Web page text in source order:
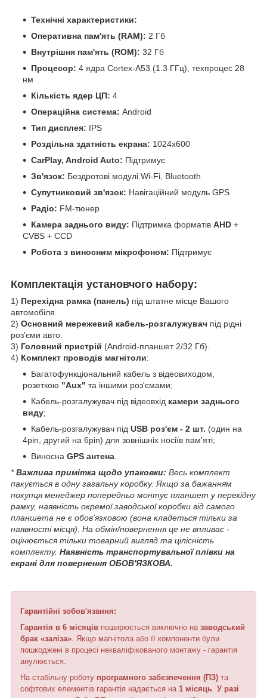
Технічні характеристики:
Оперативна пам'ять (RAM): 2 Гб
Внутрішня пам'ять (ROM): 32 Гб
Процесор: 4 ядра Cortex-A53 (1.3 ГГц), техпроцес 28
нм
Кількість ядер ЦП: 4
Операційна система: Android
Тип дисплея: IPS
Роздільна здатність екрана: 1024x600
CarPlay, Android Auto: Підтримує
Зв'язок: Бездротові модулі Wi-Fi, Bluetooth
Супутниковий зв'язок: Навігаційний модуль GPS
Радіо: FM-тюнер
Камера заднього виду: Підтримка форматів AHD +
CVBS + CCD
Робота з виносним мікрофоном: Підтримує
Комплектація установчого набору:
1) Перехідна рамка (панель) під штатне місце Вашого
автомобіля.
2) Основний мережевий кабель-розгалужувач під рідні
роз'єми авто.
3) Головний пристрій (Android-планшет 2/32 Гб).
4) Комплект проводів магнітоли:
Багатофункціональний кабель з відеовиходом,
розеткою "Aux" та іншими роз'ємами;
Кабель-розгалужувач під відеовхід камери заднього
виду;
Кабель-розгалужувач під USB роз'єм - 2 шт. (один на
4pin, другий на 6pin) для зовнішніх носіїв пам'яті;
Виносна GPS антена.
*Важлива примітка щодо упаковки: Весь комплект
пакується в одну загальну коробку. Якщо за бажанням
покупця менеджер попередньо монтує планшет у перехідну
рамку, наявність окремої заводської коробки від самого
планшета не є обов'язковою (вона кладеться тільки за
наявності місця). На обмін/повернення це не впливає -
оцінюється тільки товарний вигляд та цілісність
комплекту. Наявність транспортувальної плівки на
екрані для повернення ОБОВ'ЯЗКОВА.
Гарантійні зобов'язання:
Гарантія в 6 місяців поширюється виключно на заводський
брак «заліза». Якщо магнітола або її компоненти були
пошкоджені в процесі некваліфікованого монтажу - гарантія
анулюється.
На стабільну роботу програмного забезпечення (ПЗ) та
софтових елементів гарантія надається на 1 місяць. У разі